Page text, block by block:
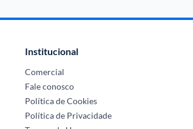
Institucional
Comercial
Fale conosco
Política de Cookies
Política de Privacidade